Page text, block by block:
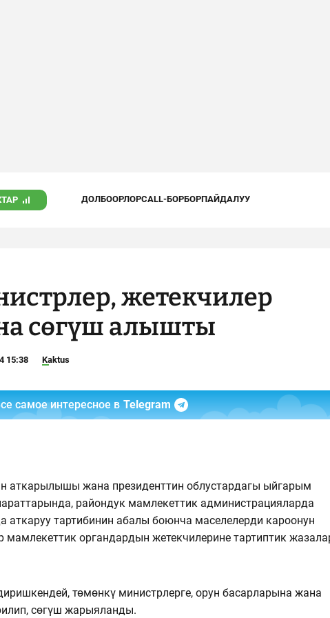
ДОЛБООРЛОРCALL-БОРБОРПАЙДАЛУУ
жетекчилер
сөгүш алышты
15:38 Kaktus
самое интересное в Telegram
аткарылышы жана президенттин облустардагы ыйгарым
райондук мамлекеттик администрацияларда
аткаруу тартибинин абалы боюнча маселелерди кароонун
органдардын жетекчилерине тартиптик
төмөнкү министрлерге, орун басарларына жана
сөгүш жарыяланды.